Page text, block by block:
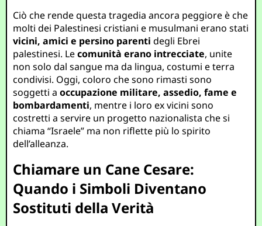
Ciò che rende questa tragedia ancora peggiore è che
molti dei Palestinesi cristiani e musulmani erano stati
vicini, amici e persino parenti degli Ebrei
palestinesi. Lecomunità erano intrecciate, unite
non solo dal sangue ma da lingua, costumi e terra
condivisi. Oggi, coloro che sono rimasti sono
soggetti aoccupazione militare, assedio, fame e
bombardamenti, mentre i loro ex vicini sono
costretti a servire un progetto nazionalista che si
chiama “Israele” ma non riflette più lo spirito
dell’alleanza.
Chiamare un Cane Cesare:
Quando i Simboli Diventano
Sostituti della Verità